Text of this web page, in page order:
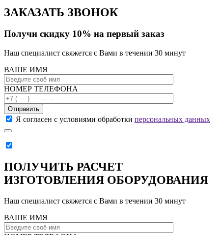
ЗАКАЗАТЬ ЗВОНОК
Получи скидку 10% на первый заказ
Наш специалист свяжется с Вами в течении 30 минут
ВАШЕ ИМЯ
НОМЕР ТЕЛЕФОНА
Отправить
Я согласен с условиями обработки персональных данных
ПОЛУЧИТЬ РАСЧЕТ
ИЗГОТОВЛЕНИЯ ОБОРУДОВАНИЯ
Наш специалист свяжется с Вами в течении 30 минут
ВАШЕ ИМЯ